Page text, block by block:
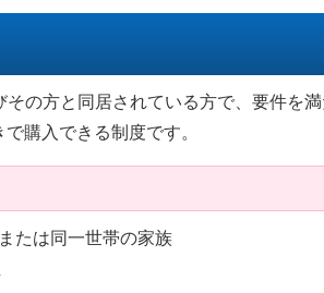
の方と同居されている方で、要件を
購入できる制度です。
たは同一世帯の家族